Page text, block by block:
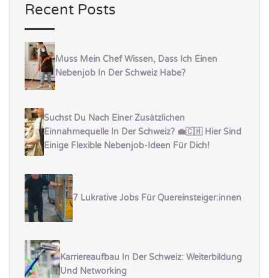
Recent Posts
Muss Mein Chef Wissen, Dass Ich Einen
Nebenjob In Der Schweiz Habe?
Suchst Du Nach Einer Zusätzlichen
Einnahmequelle In Der Schweiz? 💼🇨🇭 Hier Sind
Einige Flexible Nebenjob-Ideen Für Dich!
7 Lukrative Jobs Für Quereinsteiger:innen
Karriereaufbau In Der Schweiz: Weiterbildung
Und Networking